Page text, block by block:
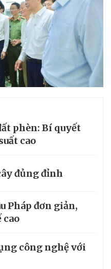
phèn: Bí quyết
cao
đủng đỉnh
Pháp đơn giản,
cao
công nghệ với